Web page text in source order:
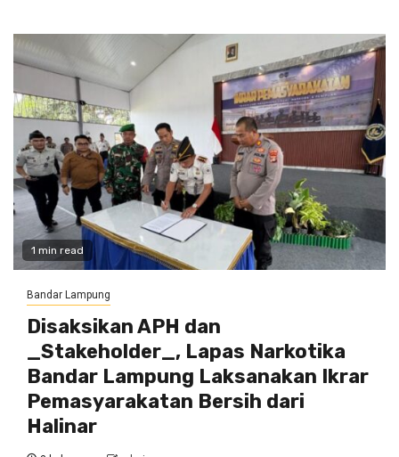
1 min read
Bandar Lampung
Disaksikan APH dan
_Stakeholder_, Lapas Narkotika
Bandar Lampung Laksanakan Ikrar
Pemasyarakatan Bersih dari
Halinar